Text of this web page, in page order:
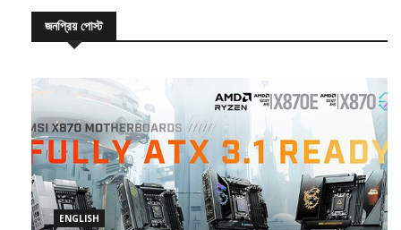
জনপ্রিয় পোস্ট
ENGLISH